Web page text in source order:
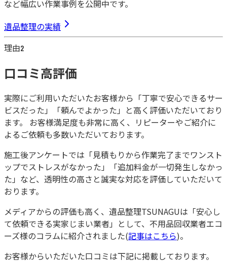
など幅広い作業事例を公開中です。
遺品整理の実績
理由2
口コミ高評価
実際にご利用いただいたお客様から「丁寧で安心できるサー
ビスだった」「頼んでよかった」と高く評価いただいており
ます。 お客様満足度も非常に高く、リピーターやご紹介に
よるご依頼も多数いただいております。
施工後アンケートでは「見積もりから作業完了までワンスト
ップでストレスがなかった」「追加料金が一切発生しなかっ
た」など、透明性の高さと誠実な対応を評価していただいて
おります。
メディアからの評価も高く、遺品整理TSUNAGUは「安心し
て依頼できる実家じまい業者」として、不用品回収業者エコ
ーズ様のコラムに紹介されました(記事はこちら)。
お客様からいただいた口コミは下記に掲載しております。